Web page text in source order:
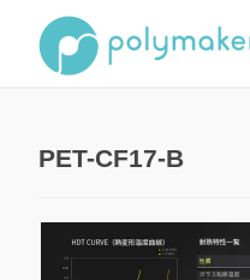
PET-CF17-B